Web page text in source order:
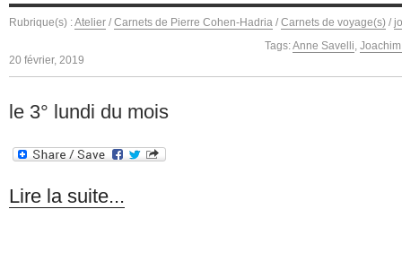
Rubrique(s) :Atelier / Carnets de Pierre Cohen-Hadria / Carnets de voyage(s) /
Tags:Anne Savelli,
20 février, 2019
le 3° lundi du mois
Lire la suite...